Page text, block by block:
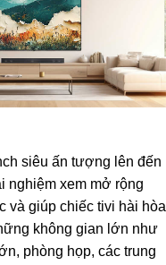
siêu ấn tượng lên đến
nghiệm xem mở rộng
và giúp chiếc tivi hài hòa
không gian lớn như
phòng họp, các trung